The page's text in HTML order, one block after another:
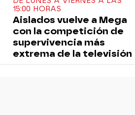
15:00 HORAS
Aislados vuelve a Mega
con la competición de
supervivencia más
extrema de la televisión